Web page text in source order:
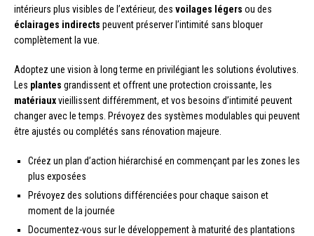
intérieurs plus visibles de l’extérieur, des voilages légers ou des
éclairages indirects peuvent préserver l’intimité sans bloquer
complètement la vue.
Adoptez une vision à long terme en privilégiant les solutions évolutives.
Les plantes grandissent et offrent une protection croissante, les
matériauxvieillissent différemment, et vos besoins d’intimité peuvent
changer avec le temps. Prévoyez des systèmes modulables qui peuvent
être ajustés ou complétés sans rénovation majeure.
Créez un plan d’action hiérarchisé en commençant par les zones les
plus exposées
Prévoyez des solutions différenciées pour chaque saison et
moment de la journée
Documentez-vous sur le développement à maturité des plantations